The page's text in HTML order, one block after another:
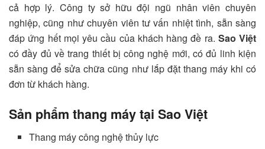
cả hợp lý. Công ty sở hữu đội ngũ nhân viên chuyên
nghiệp, cũng như chuyên viên tư vấn nhiệt tình, sẵn sàng
đáp ứng hết mọi yêu cầu của khách hàng đề ra. Sao Việt
có đầy đủ về trang thiết bị công nghệ mới, có đủ linh kiện
sẵn sàng để sửa chữa cũng như lắp đặt thang máy khi có
đơn từ khách hàng.
Sản phẩm thang máy tại Sao Việt
Thang máy công nghệ thủy lực